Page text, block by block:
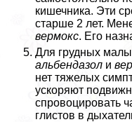
кишечника. Эти
старше 2 лет.
вермокс. Его
Для грудных
альбендазол и
нет тяжелых
ускоряют
спровоцировать
глистов в